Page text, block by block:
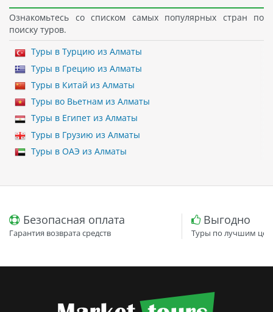
Ознакомьтесь со списком самых популярных стран по
поиску туров.
Туры в Турцию из Алматы
Туры в Грецию из Алматы
Туры в Китай из Алматы
Туры во Вьетнам из Алматы
Туры в Египет из Алматы
Туры в Грузию из Алматы
Туры в ОАЭ из Алматы
Безопасная оплата
Гарантия возврата средств
Выгодно
Туры по лучшим